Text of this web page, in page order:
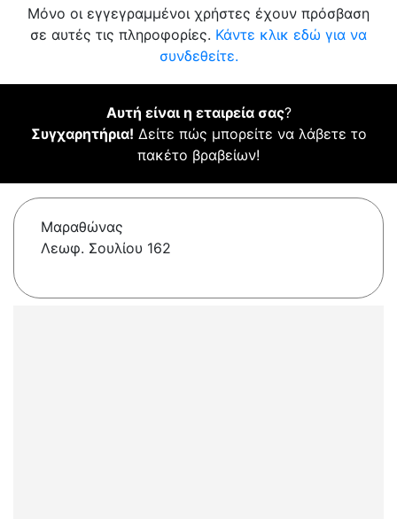
Μόνο οι εγγεγραμμένοι χρήστες έχουν πρόσβαση
σε αυτές τις πληροφορίες. Κάντε κλικ εδώ για να
συνδεθείτε.
Αυτή είναι η εταιρεία σας?
Συγχαρητήρια! Δείτε πώς μπορείτε να λάβετε το
πακέτο βραβείων!
Μαραθώνας
Λεωφ. Σουλίου 162